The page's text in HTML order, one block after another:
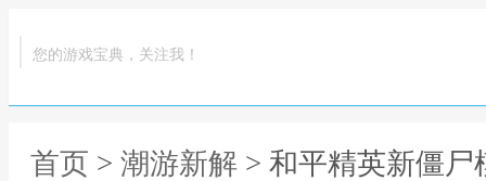
您的游戏宝典，关注我！
首页 > 潮游新解 > 和平精英新僵尸